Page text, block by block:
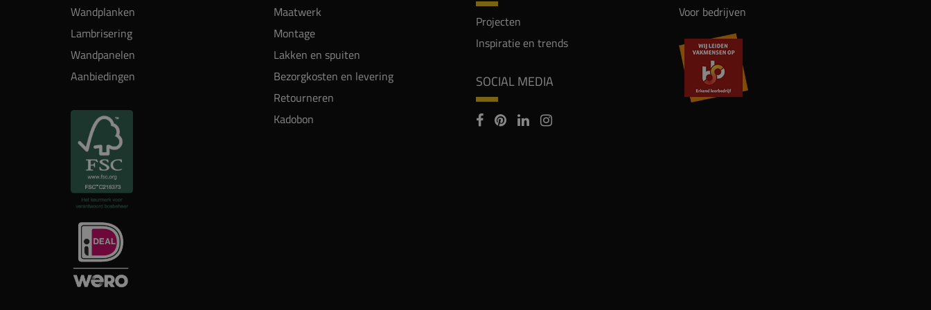
Wandplanken
Lambrisering
Wandpanelen
Aanbiedingen
Maatwerk
Montage
Lakken en spuiten
Bezorgkosten en levering
Retourneren
Kadobon
Projecten
Inspiratie en trends
SOCIAL MEDIA
Voor bedrijven